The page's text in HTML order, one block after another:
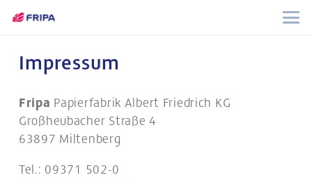
Impressum
Fripa Papierfabrik Albert Friedrich KG
Großheubacher Straße 4
63897 Miltenberg
Tel.: 09371 502-0